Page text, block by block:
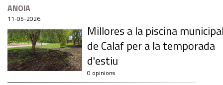
ANOIA
11-05-2026
Millores a la piscina
de Calaf per a la temporada
d'estiu
0 opinions